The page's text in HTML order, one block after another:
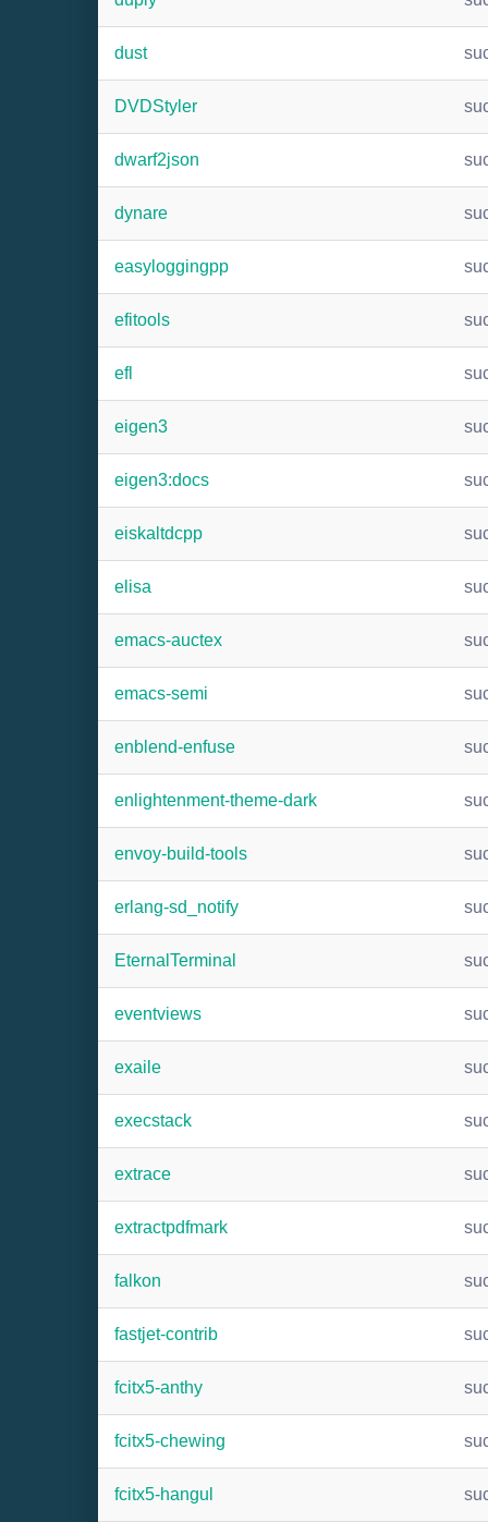
dust
DVDStyler
dwarf2json
dynare
easyloggingpp
efitools
efl
eigen3
eigen3:docs
eiskaltdcpp
elisa
emacs-auctex
emacs-semi
enblend-enfuse
enlightenment-theme-dark
envoy-build-tools
erlang-sd_notify
EternalTerminal
eventviews
exaile
execstack
extrace
extractpdfmark
falkon
fastjet-contrib
fcitx5-anthy
fcitx5-chewing
fcitx5-hangul